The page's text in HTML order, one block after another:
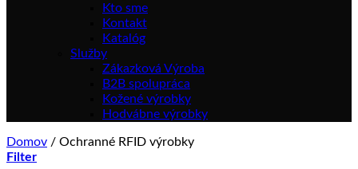
Kto sme
Kontakt
Katalóg
Služby
Zákazková Výroba
B2B spolupráca
Kožené výrobky
Hodvábne výrobky
Domov / Ochranné RFID výrobky
Filter